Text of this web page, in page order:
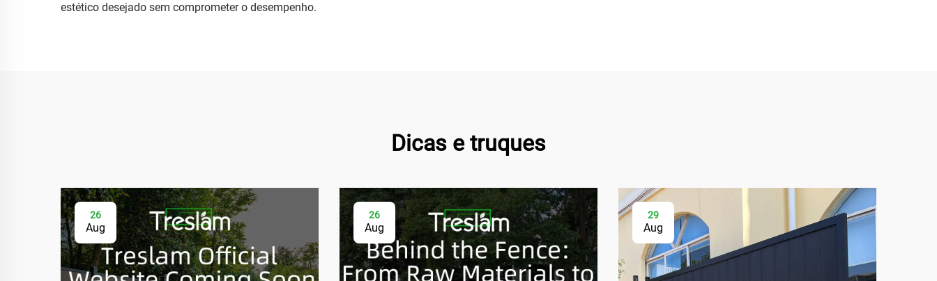
estético desejado sem comprometer o desempenho.
Dicas e truques
26
Aug
26
Aug
29
Aug